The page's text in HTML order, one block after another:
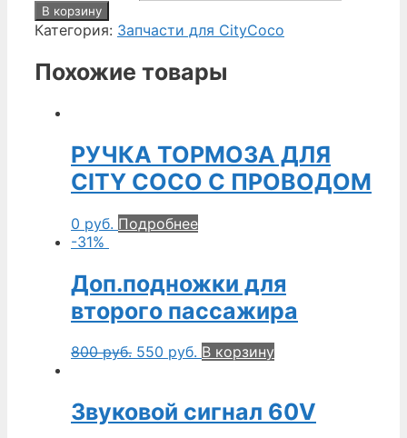
В корзину
Категория: Запчасти для CityCoco
Похожие товары
РУЧКА ТОРМОЗА ДЛЯ
CITY COCO С ПРОВОДОМ
0 руб. Подробнее
-31%
Доп.подножки для
второго пассажира
800руб. 550 руб. В корзину
Звуковой сигнал 60V